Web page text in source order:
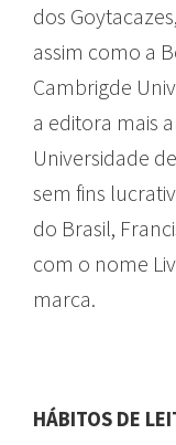
dos
assim como a
Cambrigde
a editora mais
Universidade
sem fins
do Brasil,
com o nome
marca.
HÁBITOS DE